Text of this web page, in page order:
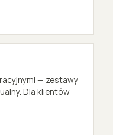
— zestawy
Dla klientów